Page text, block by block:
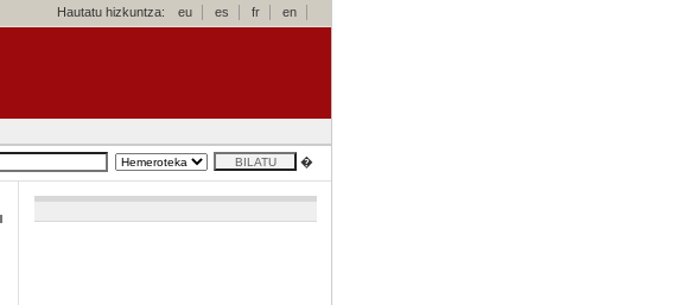
Hautatu hizkuntza: eu es fr en
�